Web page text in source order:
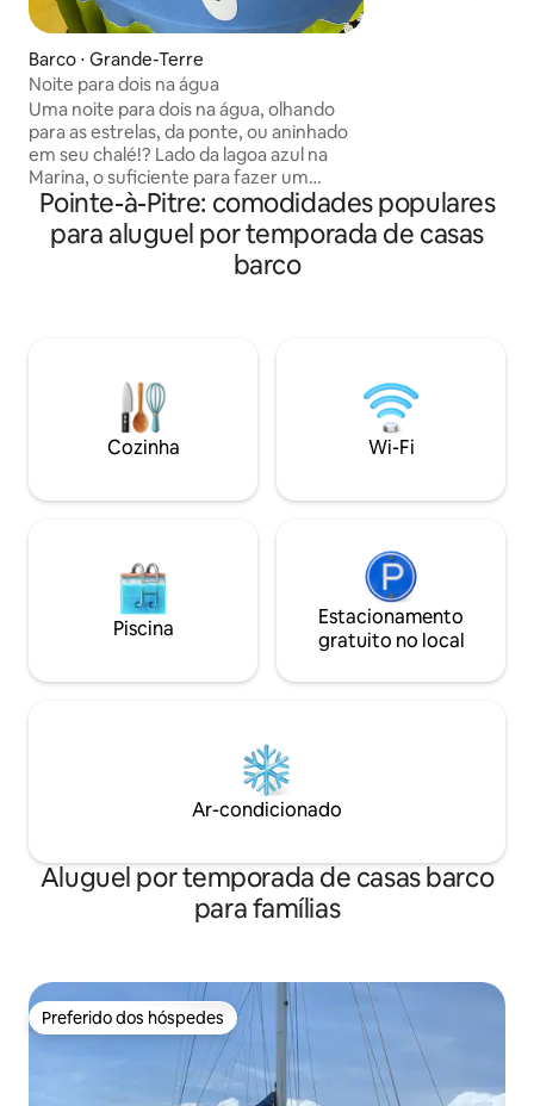
Barco ⋅ Grande-Terre
Noite para dois na água
Uma noite para dois na água, olhando
para as estrelas, da ponte, ou aninhado
em seu chalé!? Lado da lagoa azul na
Marina, o suficiente para fazer um
primeiro aperitivo e uma garrafa de
água. Seus lençóis e toalhas são
fornecidas. Você pode jantar no local (
todos os condimentos já estão lá, bem
encruzilhadas e o ecomax a menos de
Pointe-à-Pitre: comodidades populares
para aluguel por temporada de casas
barco
Cozinha Wi-Fi
Piscina
Estacionamento
gratuito no local
Ar-condicionado
Aluguel por temporada de casas barco
para famílias
Preferido dos hóspedes
Preferido dos hóspedes